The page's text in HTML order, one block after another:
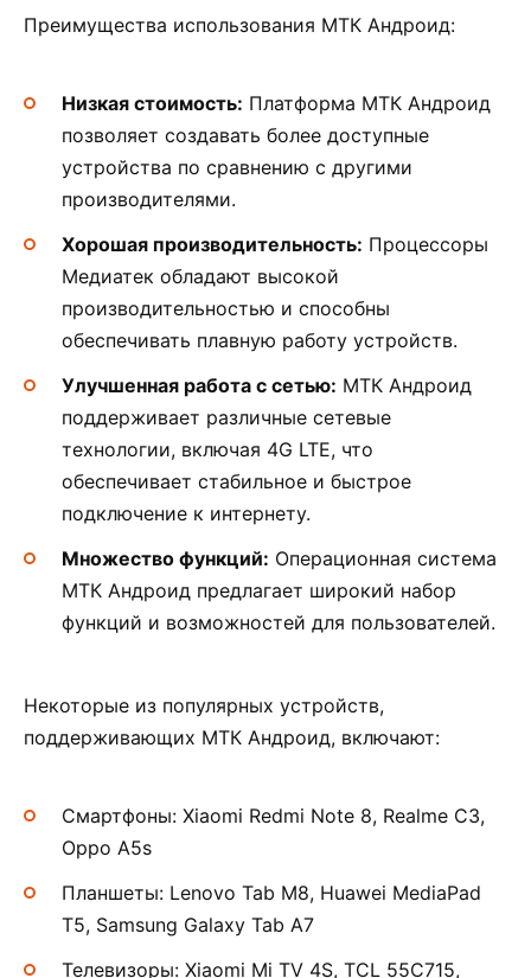
Преимущества использования МТК Андроид:
Низкая стоимость: Платформа МТК Андроид
позволяет создавать более доступные
устройства по сравнению с другими
производителями.
Хорошая производительность: Процессоры
Медиатек обладают высокой
производительностью и способны
обеспечивать плавную работу устройств.
Улучшенная работа с сетью: МТК Андроид
поддерживает различные сетевые
технологии, включая 4G LTE, что
обеспечивает стабильное и быстрое
подключение к интернету.
Множество функций: Операционная система
МТК Андроид предлагает широкий набор
функций и возможностей для пользователей.
Некоторые из популярных устройств,
поддерживающих МТК Андроид, включают:
Смартфоны: Xiaomi Redmi Note 8, Realme C3,
Oppo A5s
Планшеты: Lenovo Tab M8, Huawei MediaPad
T5, Samsung Galaxy Tab A7
Телевизоры: Xiaomi Mi TV 4S, TCL 55C715,